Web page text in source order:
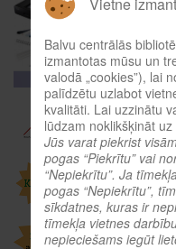
Balvu centrālās
izmantotas mūsu un
valodā „cookies”), lai
palīdzētu uzlabot
kvalitāti. Lai uzzinātu
lūdzam noklikšķināt uz
Jūs varat piekrist
pogas “Piekrītu” vai
“Nepiekrītu”. Ja
pogas “Nepiekrītu”,
sīkdatnes, kuras ir
tīmekļa vietnes
nepieciešams iegūt